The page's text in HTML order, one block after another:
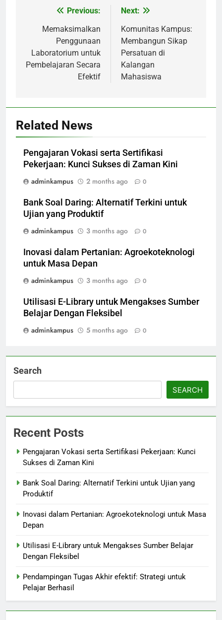
navigation
Previous:
Memaksimalkan
Penggunaan
Laboratorium untuk
Pembelajaran Secara
Efektif
Next:
Komunitas Kampus:
Membangun Sikap
Persatuan di
Kalangan
Mahasiswa
Related News
Pengajaran Vokasi serta Sertifikasi
Pekerjaan: Kunci Sukses di Zaman Kini
adminkampus
2 months ago 0
Bank Soal Daring: Alternatif Terkini untuk
Ujian yang Produktif
adminkampus
3 months ago 0
Inovasi dalam Pertanian: Agroekoteknologi
untuk Masa Depan
adminkampus
3 months ago 0
Utilisasi E-Library untuk Mengakses Sumber
Belajar Dengan Fleksibel
adminkampus
5 months ago 0
Search
SEARCH
Recent Posts
Pengajaran Vokasi serta Sertifikasi Pekerjaan: Kunci
Sukses di Zaman Kini
Bank Soal Daring: Alternatif Terkini untuk Ujian yang
Produktif
Inovasi dalam Pertanian: Agroekoteknologi untuk Masa
Depan
Utilisasi E-Library untuk Mengakses Sumber Belajar
Dengan Fleksibel
Pendampingan Tugas Akhir efektif: Strategi untuk
Pelajar Berhasil